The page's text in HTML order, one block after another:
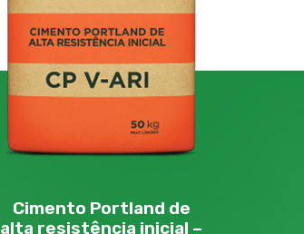
Cimento Portland de
alta resistência inicial –